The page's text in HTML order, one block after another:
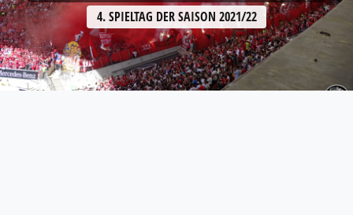
4. SPIELTAG DER SAISON 2021/22